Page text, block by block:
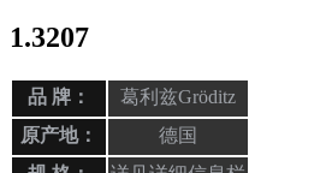
1.3207
品 牌：
葛利兹Gröditz
原产地：
德国